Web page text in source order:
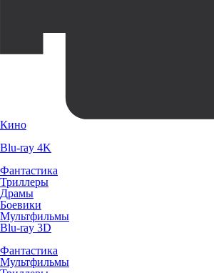
Кино
Blu-ray 4K
Фантастика
Триллеры
Драмы
Боевики
Мультфильмы
Blu-ray 3D
Фантастика
Мультфильмы